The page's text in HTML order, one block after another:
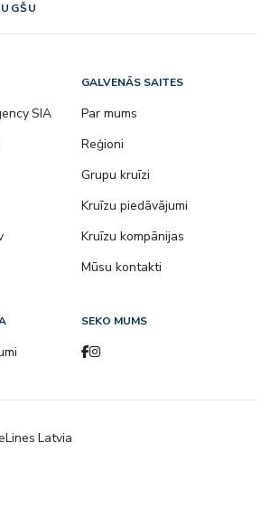
SIA
GALVENĀS SAITES
Par mums
Reģioni
Grupu kruīzi
Kruīzu piedāvājumi
Kruīzu kompānijas
Mūsu kontakti
SEKO MUMS
Latvia